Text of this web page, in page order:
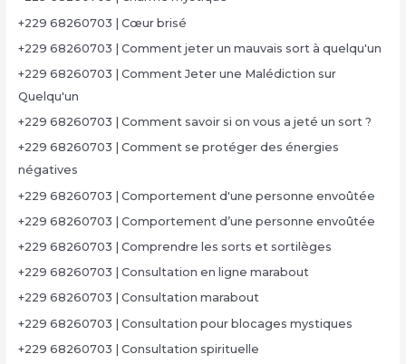
+229 68260703 | Cœur brisé
+229 68260703 | Comment jeter un mauvais sort à quelqu'un
+229 68260703 | Comment Jeter une Malédiction sur
Quelqu'un
+229 68260703 | Comment savoir si on vous a jeté un sort ?
+229 68260703 | Comment se protéger des énergies
négatives
+229 68260703 | Comportement d'une personne envoûtée
+229 68260703 | Comportement d’une personne envoûtée
+229 68260703 | Comprendre les sorts et sortilèges
+229 68260703 | Consultation en ligne marabout
+229 68260703 | Consultation marabout
+229 68260703 | Consultation pour blocages mystiques
+229 68260703 | Consultation spirituelle